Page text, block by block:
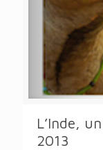
L’Inde,
2013